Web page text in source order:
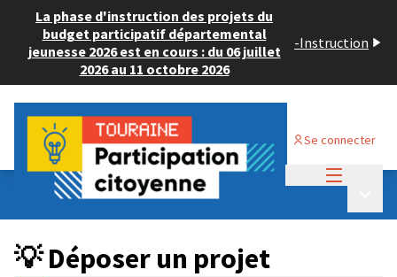
La phase d'instruction des projets du
budget participatif départemental
jeunesse 2026 est en cours : du 06 juillet
2026 au 11 octobre 2026
-Instruction
Se connecter
Budget Participatif ADULTE 2024
💡 Déposer un projet
💡 Déposer un projet